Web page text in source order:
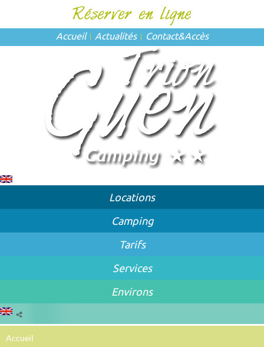
Accueil Actualités Contact&Accès
Locations
Camping
Tarifs
Services
Environs
Accueil